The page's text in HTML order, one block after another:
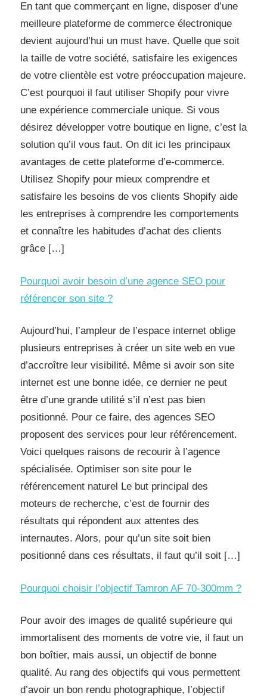
En tant que commerçant en ligne, disposer d’une
meilleure plateforme de commerce électronique
devient aujourd’hui un must have. Quelle que soit
la taille de votre société, satisfaire les exigences
de votre clientèle est votre préoccupation majeure.
C’est pourquoi il faut utiliser Shopify pour vivre
une expérience commerciale unique. Si vous
désirez développer votre boutique en ligne, c’est la
solution qu’il vous faut. On dit ici les principaux
avantages de cette plateforme d’e-commerce.
Utilisez Shopify pour mieux comprendre et
satisfaire les besoins de vos clients Shopify aide
les entreprises à comprendre les comportements
et connaître les habitudes d’achat des clients
grâce […]
Pourquoi avoir besoin d’une agence SEO pour
référencer son site ?
Aujourd’hui, l’ampleur de l’espace internet oblige
plusieurs entreprises à créer un site web en vue
d’accroître leur visibilité. Même si avoir son site
internet est une bonne idée, ce dernier ne peut
être d’une grande utilité s’il n’est pas bien
positionné. Pour ce faire, des agences SEO
proposent des services pour leur référencement.
Voici quelques raisons de recourir à l’agence
spécialisée. Optimiser son site pour le
référencement naturel Le but principal des
moteurs de recherche, c’est de fournir des
résultats qui répondent aux attentes des
internautes. Alors, pour qu’un site soit bien
positionné dans ces résultats, il faut qu’il soit […]
Pourquoi choisir l’objectif Tamron AF 70-300mm ?
Pour avoir des images de qualité supérieure qui
immortalisent des moments de votre vie, il faut un
bon boîtier, mais aussi, un objectif de bonne
qualité. Au rang des objectifs qui vous permettent
d’avoir un bon rendu photographique, l’objectif